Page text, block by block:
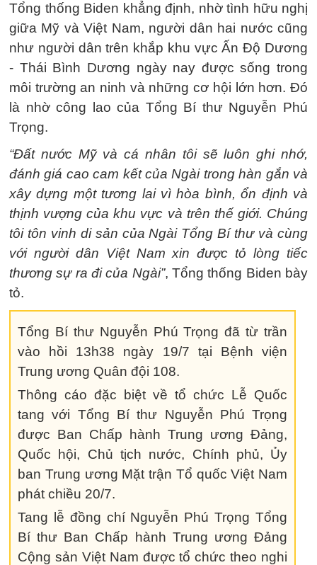
Tổng thống Biden khẳng định, nhờ tình hữu nghị
giữa Mỹ và Việt Nam, người dân hai nước cũng
như người dân trên khắp khu vực Ấn Độ Dương
- Thái Bình Dương ngày nay được sống trong
môi trường an ninh và những cơ hội lớn hơn. Đó
là nhờ công lao của Tổng Bí thư Nguyễn Phú
Trọng.
“Đất nước Mỹ và cá nhân tôi sẽ luôn ghi nhớ,
đánh giá cao cam kết của Ngài trong hàn gắn và
xây dựng một tương lai vì hòa bình, ổn định và
thịnh vượng của khu vực và trên thế giới. Chúng
tôi tôn vinh di sản của Ngài Tổng Bí thư và cùng
với người dân Việt Nam xin được tỏ lòng tiếc
thương sự ra đi của Ngài”, Tổng thống Biden bày
tỏ.
Tổng Bí thư Nguyễn Phú Trọng đã từ trần
vào hồi 13h38 ngày 19/7 tại Bệnh viện
Trung ương Quân đội 108.
Thông cáo đặc biệt về tổ chức Lễ Quốc
tang với Tổng Bí thư Nguyễn Phú Trọng
được Ban Chấp hành Trung ương Đảng,
Quốc hội, Chủ tịch nước, Chính phủ, Ủy
ban Trung ương Mặt trận Tổ quốc Việt Nam
phát chiều 20/7.
Tang lễ đồng chí Nguyễn Phú Trọng Tổng
Bí thư Ban Chấp hành Trung ương Đảng
Cộng sản Việt Nam được tổ chức theo nghi